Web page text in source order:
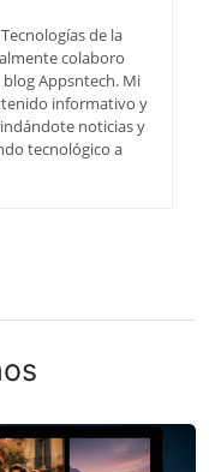
de la
colaboro
Appsntech. Mi
informativo y
noticias y
tecnológico a